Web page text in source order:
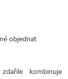
objednat
kombinuje